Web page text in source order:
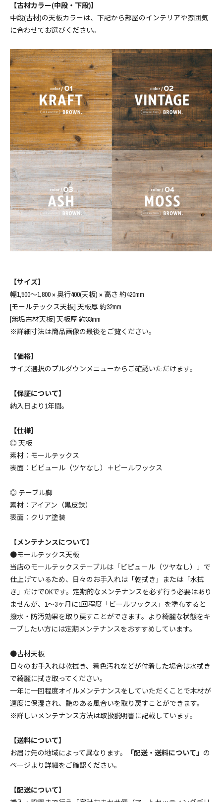
160,820円(税14,620円)
幅150cm ￥146630(税込)
146,630円(税13,330円)
幅160cm ￥151030(税込)
151,030円(税13,730円)
幅170cm ￥160820(税込)
160,820円(税14,620円)
幅180cm ￥165550(税込)
165,550円(税15,050円)
幅150cm ￥146630(税込)
146,630円(税13,330円)
幅160cm ￥151030(税込)
151,030円(税13,730円)
幅170cm ￥160820(税込)
160,820円(税14,620円)
幅150cm ￥146630(税込)
151,030円(税13,730円)
160,820円(税14,620円)
幅170cm ￥160820(税込)
160,820円(税14,620円)
幅180cm ￥165550(税込)
165,550円(税15,050円)
幅150cm ￥146630(税込)
幅160cm ￥151030(税込)
幅170cm ￥160820(税込)
160,820円(税14,620円)
幅180cm ￥165550(税込)
幅150cm ￥146630(税込)
146,630円(税13,330円)
【古材カラー(中段・下段)】
中段(古材)の天板カラーは、下記から部屋のインテリアや雰囲気
に合わせてお選びください。
【サイズ】
幅1,500～1,800 × 奥行400(天板) × 高さ 約420mm
[モールテックス天板] 天板厚 約32mm
[無垢古材天板] 天板厚 約33mm
※詳細寸法は商品画像の最後をご覧ください。
【価格】
サイズ選択のプルダウンメニューからご確認いただけます。
【保証について】
納入日より1年間。
【仕様】
◎ 天板
素材：モールテックス
表面：ビピュール（ツヤなし）＋ビールワックス
◎ テーブル脚
素材：アイアン（黒皮鉄）
表面：クリア塗装
【メンテナンスについて】
●モールテックス天板
当店のモールテックステーブルは「ビピュール（ツヤなし）」で
仕上げているため、日々のお手入れは「乾拭き」または「水拭
き」だけでOKです。定期的なメンテナンスを必ず行う必要はあり
ませんが、1～3ヶ月に1回程度「ビールワックス」を塗布すると
撥水・防汚効果を取り戻すことができます。より綺麗な状態をキ
ープしたい方には定期メンテナンスをおすすめしています。
●古材天板
日々のお手入れは乾拭き、着色汚れなどが付着した場合は水拭き
で綺麗に拭き取ってください。
一年に一回程度オイルメンテナンスをしていただくことで木材が
適度に保湿され、艶のある風合いを取り戻すことができます。
※詳しいメンテナンス方法は取扱説明書に記載しています。
【送料について】
お届け先の地域によって異なります。
「配送・送料について」 の
ページより詳細をご確認ください。
【配送について】